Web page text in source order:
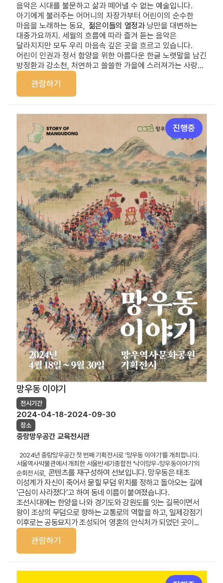
음악은 시대를 불문하고 삶과 떼어낼 수 없는 예술입니다.
아기에게 불러주는 어머니의 자장가부터 어린이의 순수한
마음을 노래하는 동요,
젊은이들의 열정과 낭만을 대변하는
대중가요까지. 세월의 흐름에 따라 즐겨 듣는 음악은
달라지지만 모두 우리 마음속 깊은 곳을 흐르고 있습니다.
어린이 인권과 정서 함양을 위한 아름다운 한글 노랫말을 남긴
방정환과 강소천, 처연하고 쓸쓸한 가을에 스러져가는 사랑...
관람하기
진행중
망우동 이야기
전시기간
2024-04-18-2024-09-30
장소
중랑망우공간 교육전시관
2024년 중랑망우공간 첫 번째 기획전시로 ‘망우동 이야기’를 개최합니다.
서울역사박물관에서 개최한 서울반세기종합전 ‘낙이망우-망우동이야기’의
순회전시로, 콘텐츠를 재구성하여 선보입니다. 망우동은 태조
이성계가 자신이 죽어서 묻힐 무덤 위치를 정하고 돌아오는 길에
‘근심이 사라졌다’고 하여 동네 이름이 붙여졌습니다.
조선시대에는 한양을 나와 경기도와 강원도를 잇는 길목이면서
왕이 조상의 무덤으로 향하는 교통로의 역할을 하고, 일제강점기
이후로는 공동묘지가 조성되어 영혼의 안식처가 되었던 곳이...
관람하기